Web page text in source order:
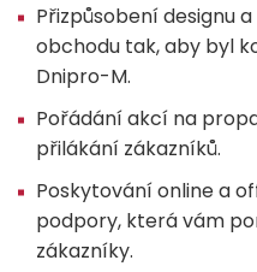
Přizpůsobení designu
obchodu tak, aby byl
Dnipro-M.
Pořádání akcí na
přilákání zákazníků.
Poskytování online a
podpory, která vám
zákazníky.